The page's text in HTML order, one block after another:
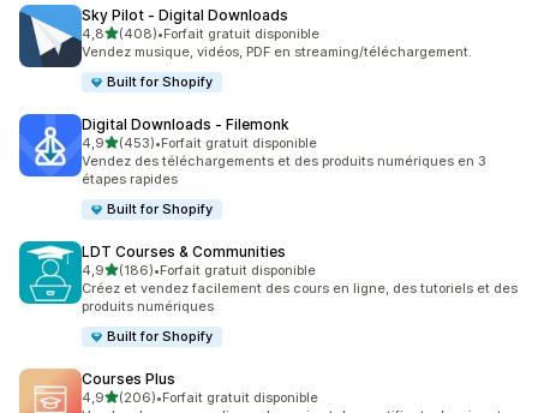
Sky Pilot ‑ Digital Downloads
4,8étoile(s) sur 5
(408)
408 avis au total
•Forfait gratuit disponible
Vendez musique, vidéos, PDF en streaming/téléchargement.
Built for Shopify
Digital Downloads ‑ Filemonk
4,9étoile(s) sur 5
(453)
453 avis au total
•Forfait gratuit disponible
Vendez des téléchargements et des produits numériques en 3
étapes rapides
Built for Shopify
LDT Courses & Communities
4,9étoile(s) sur 5
(186)
186 avis au total
•Forfait gratuit disponible
Créez et vendez facilement des cours en ligne, des tutoriels et des
produits numériques
Built for Shopify
Courses Plus
4,9étoile(s) sur 5
(206)
206 avis au total
•Forfait gratuit disponible